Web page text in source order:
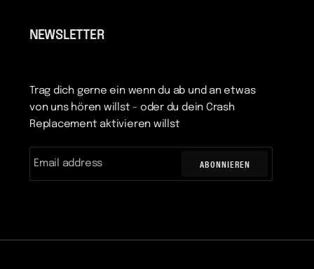
NEWSLETTER
Trag dich gerne ein wenn du ab und an etwas
von uns hören willst - oder du dein Crash
Replacement aktivieren willst
ABONNIEREN